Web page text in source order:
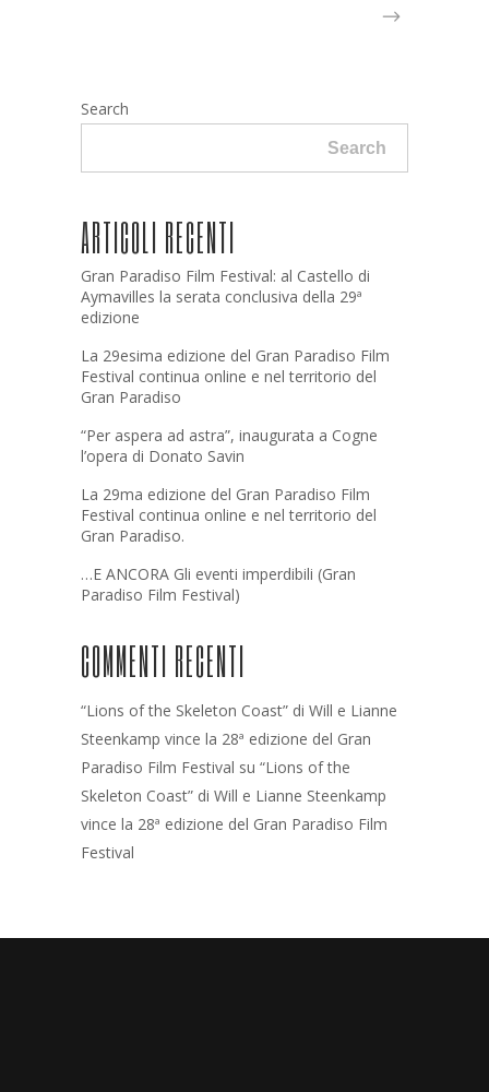
Search
Search
ARTICOLI RECENTI
Gran Paradiso Film Festival: al Castello di
Aymavilles la serata conclusiva della 29ª
edizione
La 29esima edizione del Gran Paradiso Film
Festival continua online e nel territorio del
Gran Paradiso
“Per aspera ad astra”, inaugurata a Cogne
l’opera di Donato Savin
La 29ma edizione del Gran Paradiso Film
Festival continua online e nel territorio del
Gran Paradiso.
…E ANCORA Gli eventi imperdibili (Gran
Paradiso Film Festival)
COMMENTI RECENTI
“Lions of the Skeleton Coast” di Will e Lianne
Steenkamp vince la 28ª edizione del Gran
Paradiso Film Festival su “Lions of the
Skeleton Coast” di Will e Lianne Steenkamp
vince la 28ª edizione del Gran Paradiso Film
Festival